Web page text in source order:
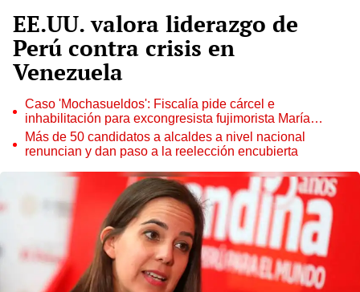
EE.UU. valora liderazgo de
Perú contra crisis en
Venezuela
Caso 'Mochasueldos': Fiscalía pide cárcel e
inhabilitación para excongresista fujimorista María
Cordero Jon Tay
Más de 50 candidatos a alcaldes a nivel nacional
renuncian y dan paso a la reelección encubierta